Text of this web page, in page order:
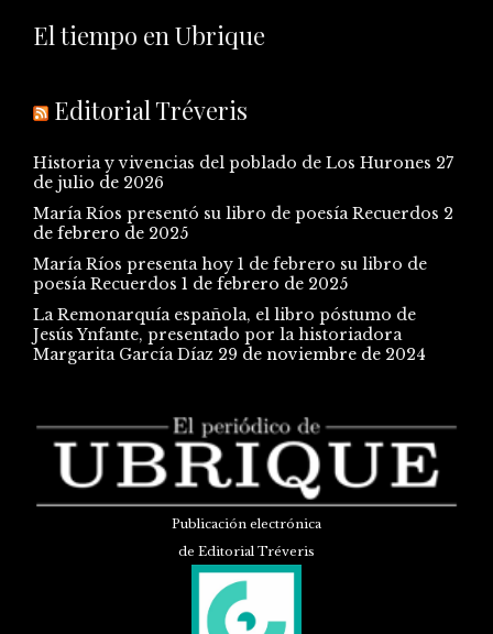
El tiempo en Ubrique
Editorial Tréveris
Historia y vivencias del poblado de Los Hurones 27
de julio de 2026
María Ríos presentó su libro de poesía Recuerdos 2
de febrero de 2025
María Ríos presenta hoy 1 de febrero su libro de
poesía Recuerdos 1 de febrero de 2025
La Remonarquía española, el libro póstumo de
Jesús Ynfante, presentado por la historiadora
Margarita García Díaz 29 de noviembre de 2024
Publicación electrónica
de Editorial Tréveris